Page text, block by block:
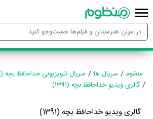
منظوم سریال ها
سریال تلویزیونی خداحافظ بچه (1391)
گالری ویدیو خداحافظ بچه (1391)
گالری ویدیو خداحافظ بچه (1391)